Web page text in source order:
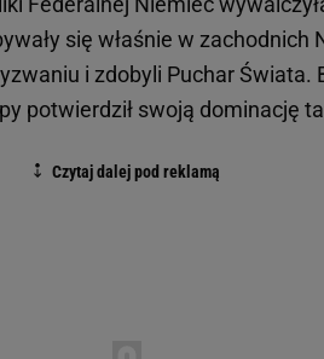
się właśnie w zachodnich
i zdobyli Puchar Świata.
potwierdził swoją dominację